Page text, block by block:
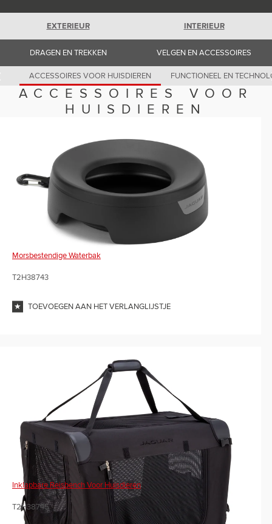
Spain (Spanish)
Switzerland (Italian)
United Kingdom (English)
USA (English)
EXTERIEUR INTERIEUR
DRAGEN EN TREKKEN VELGEN EN ACCESSOIRES
ACCESSOIRES VOOR HUISDIEREN FUNCTIONEEL EN
ACCESSOIRES VOOR
HUISDIEREN
Morsbestendige Waterbak
T2H38743
TOEVOEGEN AAN HET VERLANGLIJSTJE
Inklapbare Reisbench Voor Huisdieren
T2H38745